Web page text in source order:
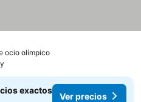
ocio olímpico
exactos
Ver precios